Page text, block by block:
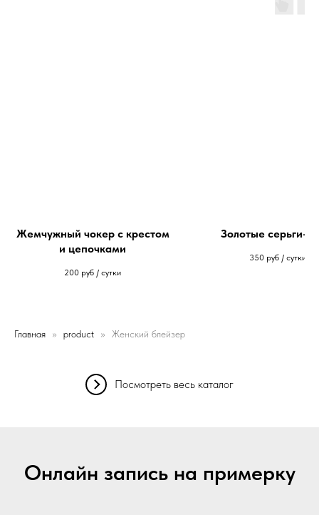
Жемчужный чокер с крестом
и цепочками
200 руб / сутки
Золотые серьги-
350 руб / сутки
Главная product Женский блейзер
Посмотреть весь каталог
Онлайн запись на примерку